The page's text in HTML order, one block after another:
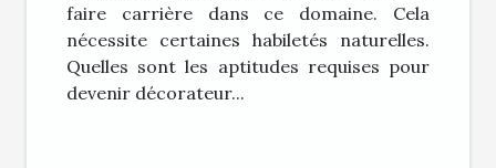
faire carrière dans ce domaine. Cela
nécessite certaines habiletés naturelles.
Quelles sont les aptitudes requises pour
devenir décorateur...